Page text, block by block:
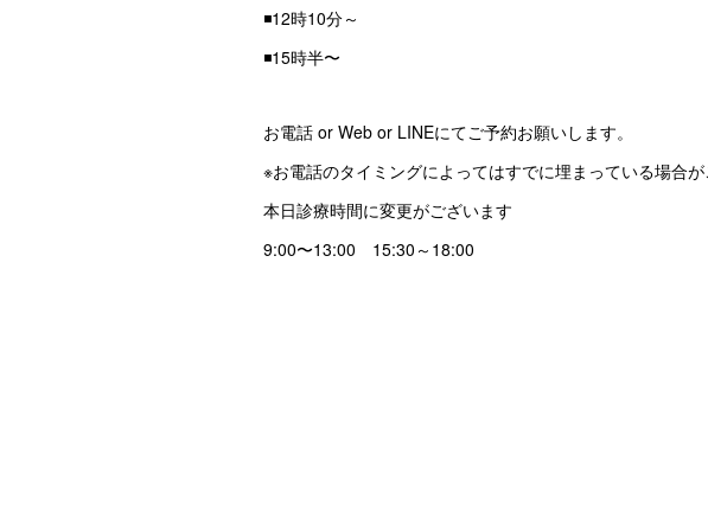
◾️12時10分～
◾️15時半〜
お電話 or Web or LINEにてご予約お願いします。
※お電話のタイミングによってはすでに埋まっている場合が
本日診療時間に変更がございます
9:00〜13:00 15:30～18:00